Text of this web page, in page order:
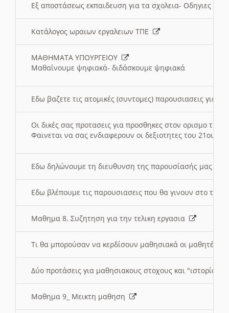
Εξ αποστάσεως εκπαιδευση για τα σχολεια- Οδηγιες
Κατάλογος ωραιων εργαλειων ΤΠΕ
ΜΑΘΗΜΑΤΑ ΥΠΟΥΡΓΕΙΟΥ
Μαθαίνουμε ψηφιακά- διδάσκουμε ψηφιακά
Εδω βαζετε τις ατομικές (συντομες) παρουσιασεις για
Οι δικές σας προτασεις για προσθηκες στον ορισμο
Φαινεται να σας ενδιαφερουν οι δεξιοτητες του 21ου
Εδω δηλώνουμε τη διευθυνση της παρουσίασής μας
Εδω βλέπουμε τις παρουσιασεις που θα γινουν στο
Μαθημα 8. Συζητηση για την τελικη εργασια
Τι θα μπορούσαν να κερδίσουν μαθησιακά οι μαθητές/
Δύο προτάσεις για μαθησιακους στοχους και "ιστορία"
Μαθημα 9_ Μεικτη μαθηση